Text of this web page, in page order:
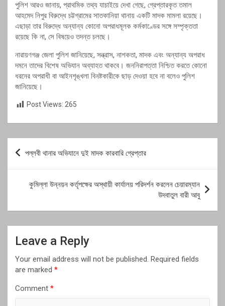
পুলিশ আরও জানায়, প্রাথমিক তথ্য যাচাইয়ে দেখা গেছে, গ্রেপ্তারকৃত তমাল
আহমেদ নিপুর বিরুদ্ধে চট্টগ্রামের সাতকানিয়া থানায় একটি মাদক মামলা রয়েছে।
এছাড়া তার বিরুদ্ধে অন্যান্য কোনো অপরাধমূলক কর্মকাণ্ডের সঙ্গে সম্পৃক্ততা
রয়েছে কি না, সে বিষয়েও তদন্ত চলছে।
নারায়ণগঞ্জ জেলা পুলিশ জানিয়েছে, সন্ত্রাস, নাশকতা, মাদক এবং অন্যান্য অপরাধ
দমনে তাদের বিশেষ অভিযান অব্যাহত থাকবে। জননিরাপত্তা নিশ্চিত করতে কোনো
ধরনের অপরাধী বা আইনশৃঙ্খলা বিনষ্টকারীকে ছাড় দেওয়া হবে না বলেও পুলিশ
জানিয়েছে।
Post Views: 265
Post
navigation
পল্লবী থানার অভিযানে দুই মাদক কারবারি গ্রেপ্তার
কুমিল্লা উন্নয়ন কর্তৃপক্ষের অস্থায়ী কার্যালয় পরিদর্শন করলেন চেয়ারম্যান
উদবাতুল বারী আবু
Leave a Reply
Your email address will not be published. Required fields
are marked *
Comment *